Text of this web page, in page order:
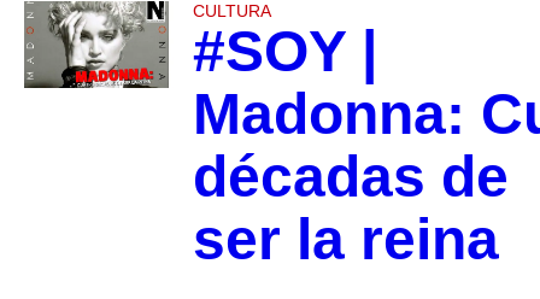
CULTURA
#SOY |
Madonna:
décadas de
ser la reina